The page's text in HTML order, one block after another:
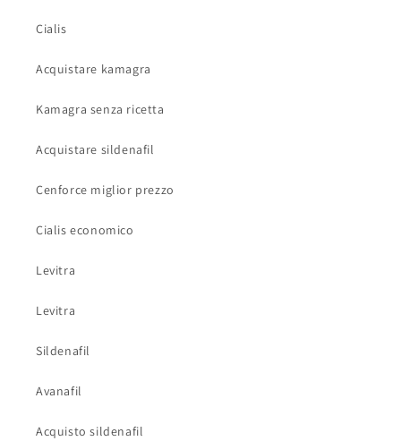
Cialis
Acquistare kamagra
Kamagra senza ricetta
Acquistare sildenafil
Cenforce miglior prezzo
Cialis economico
Levitra
Levitra
Sildenafil
Avanafil
Acquisto sildenafil